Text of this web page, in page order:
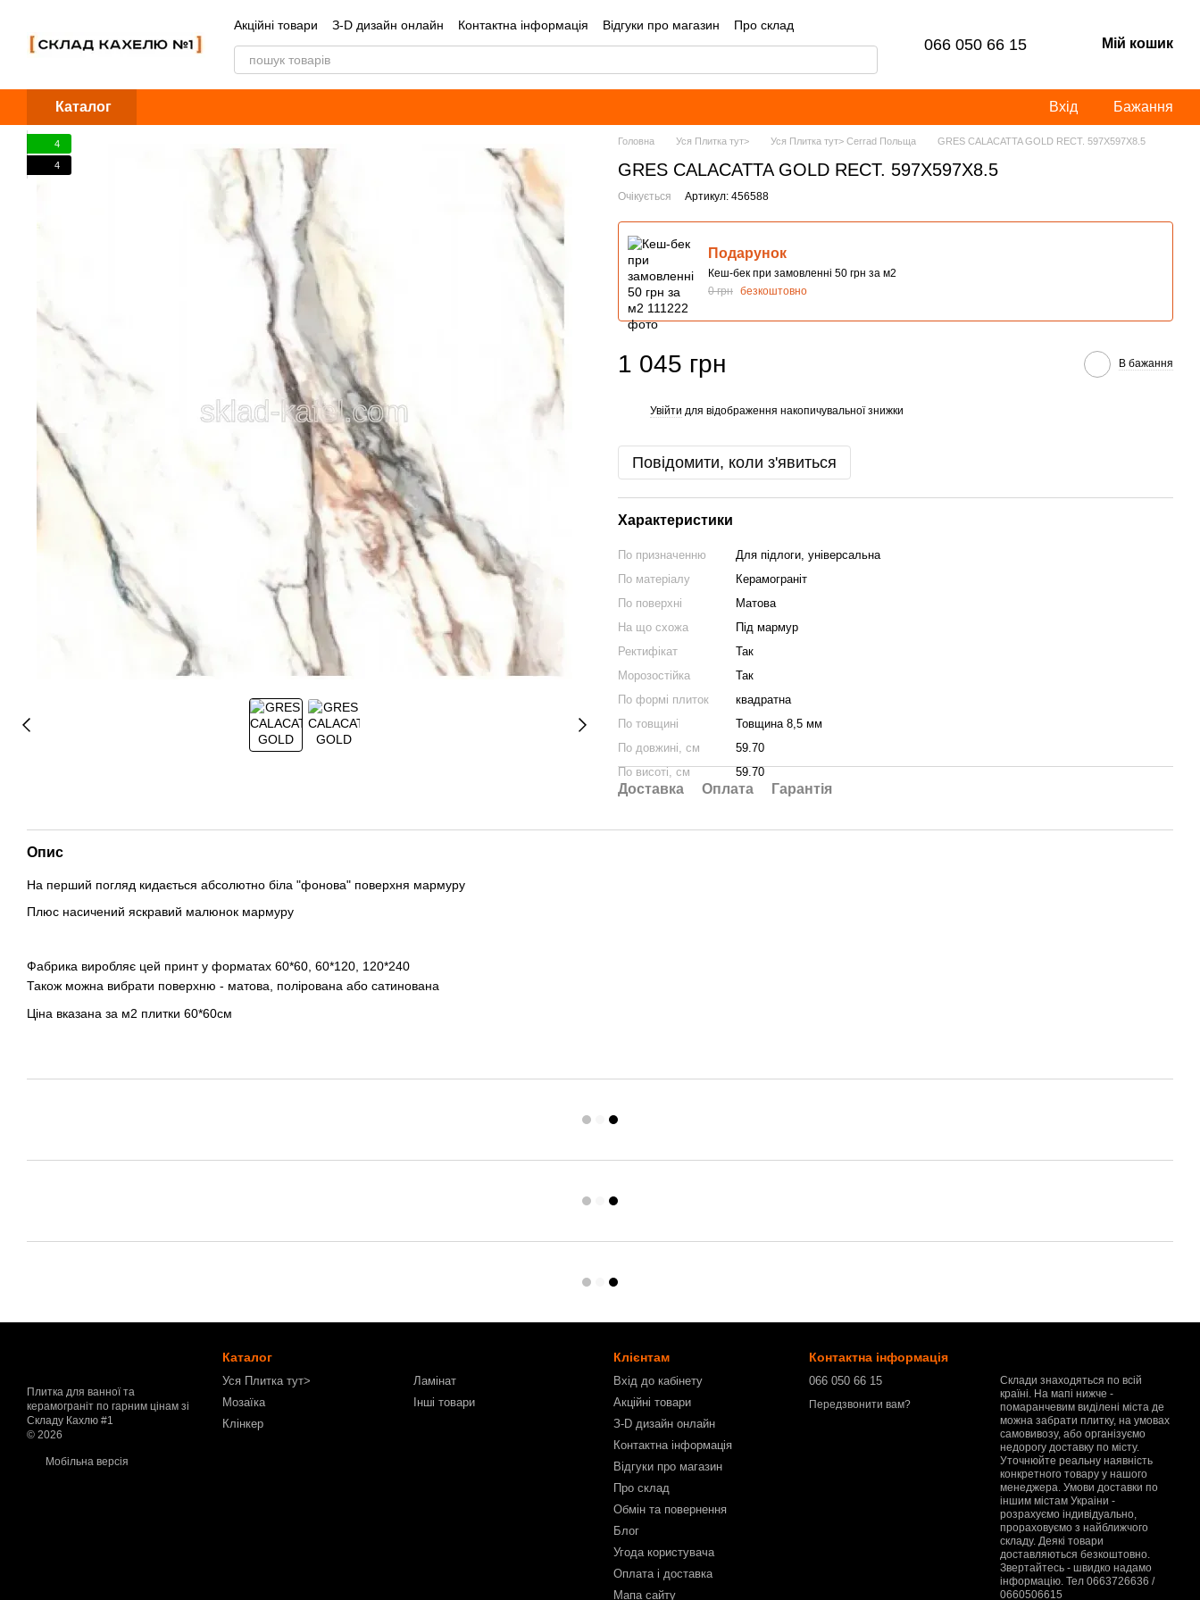
Акційні товари З-D дизайн онлайн Контактна інформація Відгуки про магазин
Про склад
Обмін та повернення
Блог Угода користувача Оплата і доставка 066 050 66 15 Мій кошик
Каталог Вхід Бажання
4
4
Головна Уся Плитка тут> Уся Плитка тут> Cerrad Польща GRES CALACATTA GOLD RECT. 597X597X8.5
GRES CALACATTA GOLD RECT. 597X597X8.5
Очікується Артикул: 456588
Подарунок
Кеш-бек при замовленні 50 грн за м2
0 грн безкоштовно
1 045 грн В бажання
Увійти для відображення накопичувальної знижки
Повідомити, коли з'явиться
Характеристики
По призначенню
Для підлоги, універсальна
По матеріалу
Керамограніт
По поверхні
Матова
На що схожа
Під мармур
Ректифікат
Так
Морозостійка
Так
По формі плиток
квадратна
По товщині
Товщина 8,5 мм
По довжині, см
59.70
По висоті, см
59.70
Доставка Оплата Гарантія
Опис
На перший погляд кидається абсолютно біла "фонова" поверхня мармуру
Плюс насичений яскравий малюнок мармуру
Фабрика виробляє цей принт у форматах 60*60, 60*120, 120*240
Також можна вибрати поверхню - матова, полірована або сатинована
Ціна вказана за м2 плитки 60*60см
Плитка для ванної та
керамограніт по гарним цінам зі
Складу Кахлю #1
© 2026
Мобільна версія
Каталог
Уся Плитка тут>
Мозаїка
Клінкер
Ламінат
Інші товари
Клієнтам
Вхід до кабінету
Акційні товари
З-D дизайн онлайн
Контактна інформація
Відгуки про магазин
Про склад
Обмін та повернення
Блог
Угода користувача
Оплата і доставка
Мапа сайту
Контактна інформація
066 050 66 15
Передзвонити вам?
Склади знаходяться по всій
країні. На мапі нижче -
помаранчевим виділені міста де
можна забрати плитку, на умовах
самовивозу, або організуємо
недорогу доставку по місту.
Уточнюйте реальну наявність
конкретного товару у нашого
менеджера. Умови доставки по
іншим містам Украіни -
розрахуємо індивідуально,
прораховуємо з найближчого
складу. Деякі товари
доставляються безкоштовно.
Звертайтесь - швидко надамо
інформацію. Тел 0663726636 /
0660506615